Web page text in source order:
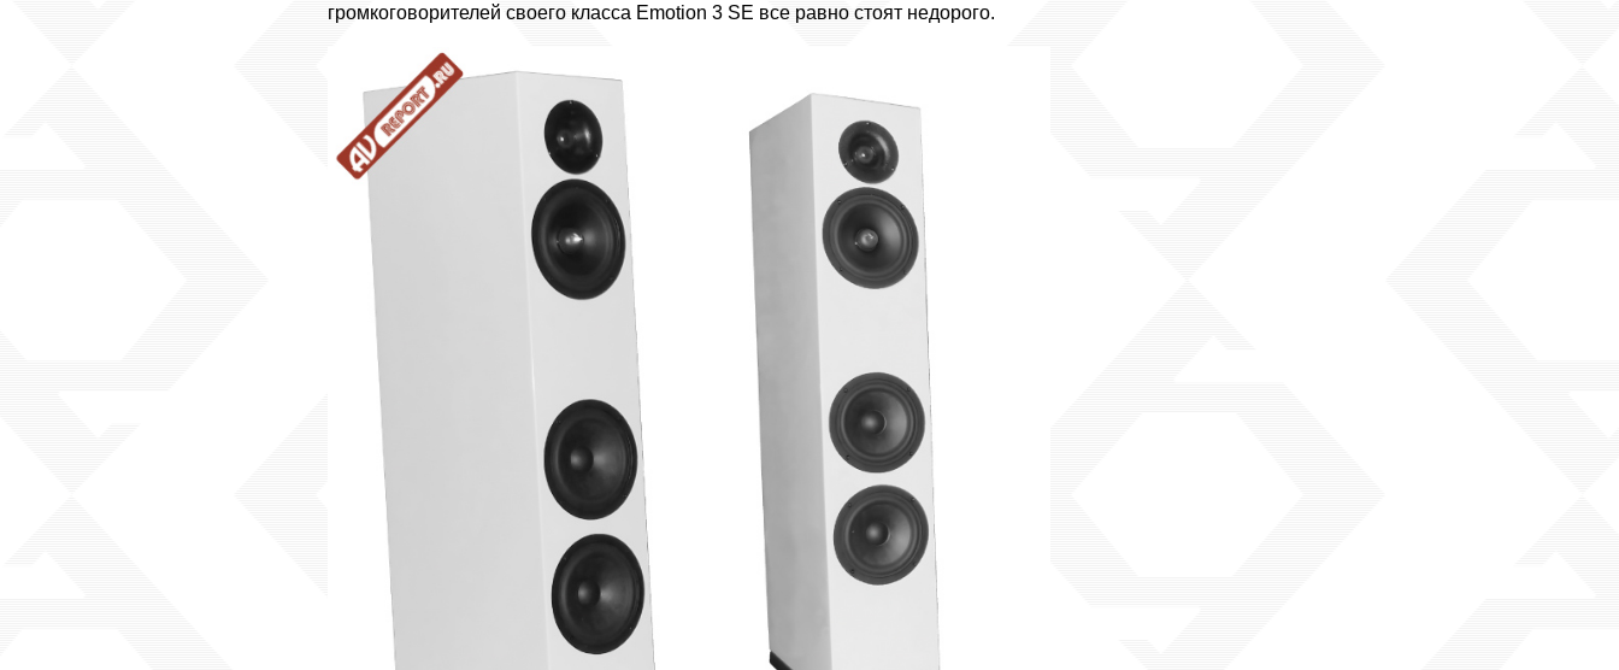
громкоговорителей своего класса Emotion 3 SE все равно стоят недорого.